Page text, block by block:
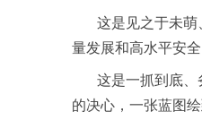
这是见之于未萌、
量发展和高水平安
这是一抓到底、务
的决心，一张蓝图